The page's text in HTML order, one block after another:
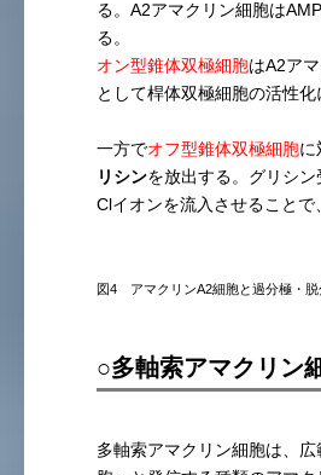
る。A2アマクリン細胞は
る。
オン型錐体双極細胞はA2ア
として桿体双極細胞の活性
一方でオフ型錐体双極細胞に
リシンを放出する。グリシ
Clイオンを流入させることで、
図4 アマクリンA2細胞と過分極・脱
○多軸索アマクリン
多軸索アマクリン細胞は、